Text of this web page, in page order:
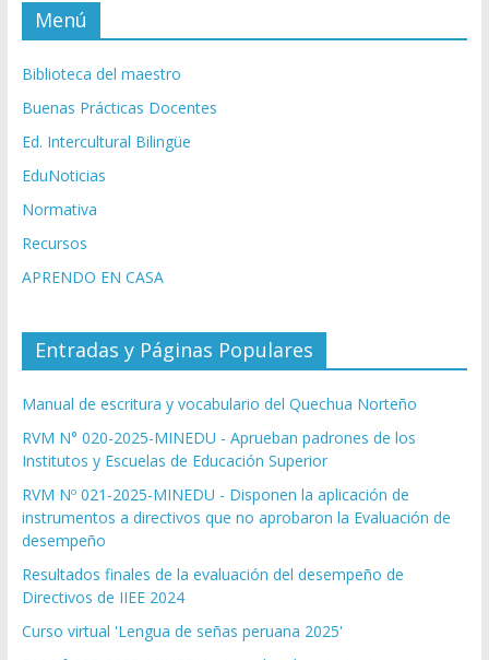
Menú
Biblioteca del maestro
Buenas Prácticas Docentes
Ed. Intercultural Bilingüe
EduNoticias
Normativa
Recursos
APRENDO EN CASA
Entradas y Páginas Populares
Manual de escritura y vocabulario del Quechua Norteño
RVM N° 020-2025-MINEDU - Aprueban padrones de los
Institutos y Escuelas de Educación Superior
RVM Nº 021-2025-MINEDU - Disponen la aplicación de
instrumentos a directivos que no aprobaron la Evaluación de
desempeño
Resultados finales de la evaluación del desempeño de
Directivos de IIEE 2024
Curso virtual 'Lengua de señas peruana 2025'